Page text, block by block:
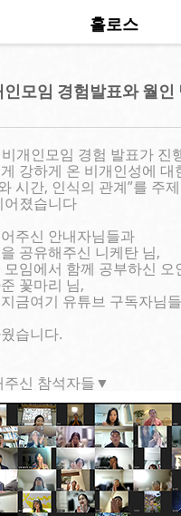
홀로스
인모임 경험발표와 월인
개인모임 경험 발표가 진
강하게 온 비개인성에 대
와 시간, 인식의 관계”를 주
어졌습니다
주신 안내자님들과
공유해주신 니케탄 님,
모임에서 함께 공부하신 오
꽃마리 님,
금여기 유튜브 구독자님
습니다.
신 참석자들▼
COLLAPSE
2013. All rights reserved!